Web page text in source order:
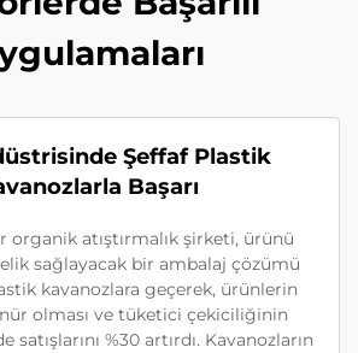
Şeffaf Plastik
Başarı
organik atıştırmalık şirketi, ürünü
sağlayacak bir ambalaj çözümü
kavanozlara geçerek, ürünlerin
olması ve tüketici çekiciliğinin
satışlarını %30 artırdı. Kavanozların